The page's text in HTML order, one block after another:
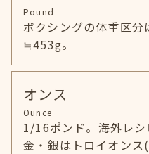
Pound
ボクシングの体重区分
≒453g。
オンス
Ounce
1/16ポンド。海外レシ
金・銀はトロイオンス